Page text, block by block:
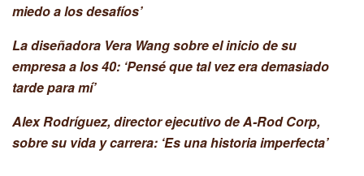
miedo a los desafíos’
La diseñadora Vera Wang sobre el inicio de su
empresa a los 40: ‘Pensé que tal vez era demasiado
tarde para mí’
Alex Rodríguez, director ejecutivo de A-Rod Corp,
sobre su vida y carrera: ‘Es una historia imperfecta’